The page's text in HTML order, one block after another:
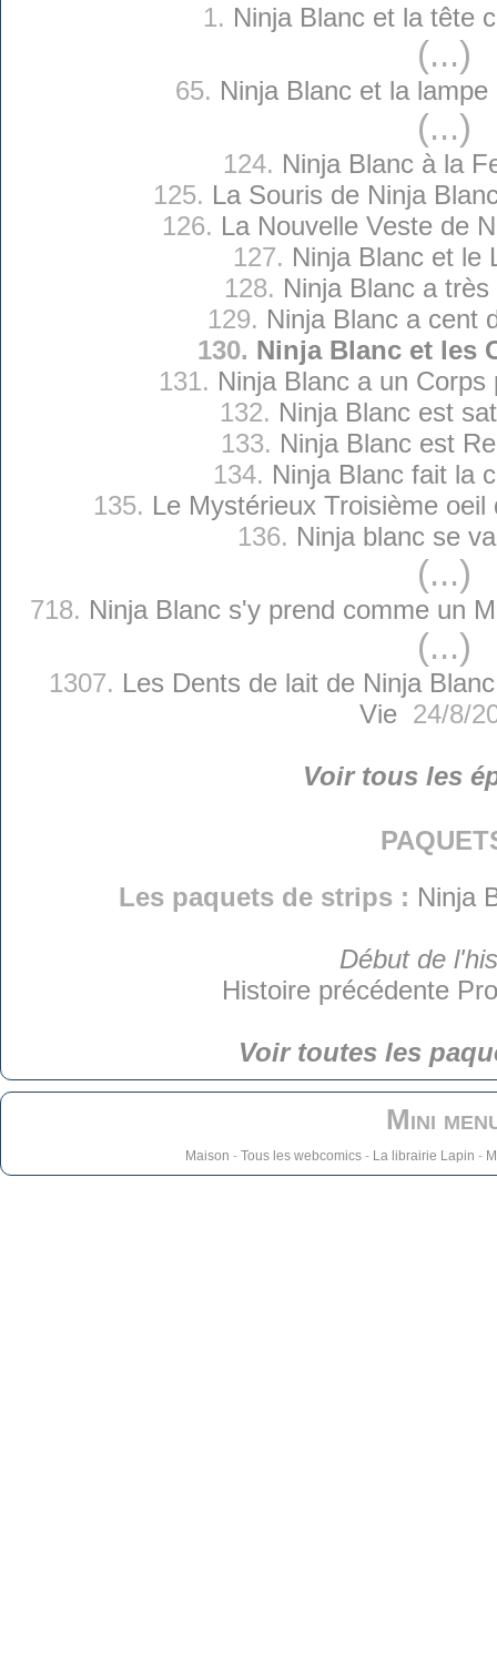
1. Ninja Blanc et la tête
(...)
65. Ninja Blanc et la lampe
(...)
124. Ninja Blanc à la
125. La Souris de Ninja
126. La Nouvelle Veste de
127. Ninja Blanc et le
128. Ninja Blanc a très
129. Ninja Blanc a cent
130. Ninja Blanc et les
131. Ninja Blanc a un Corps
132. Ninja Blanc est
133. Ninja Blanc est
134. Ninja Blanc fait la
135. Le Mystérieux Troisième oeil
136. Ninja blanc se
(...)
718. Ninja Blanc s'y prend comme un
(...)
1307. Les Dents de lait de Ninja
Vie24/8/
Voir tous les
Les paquets de strips : Ninja
Début de
Histoire précédente
Voir toutes les
Mini
Maison - Tous les webcomics- La librairie Lapin -